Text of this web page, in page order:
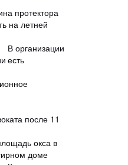
протектора
на летней
В организации
есть
после 11
окса в
доме